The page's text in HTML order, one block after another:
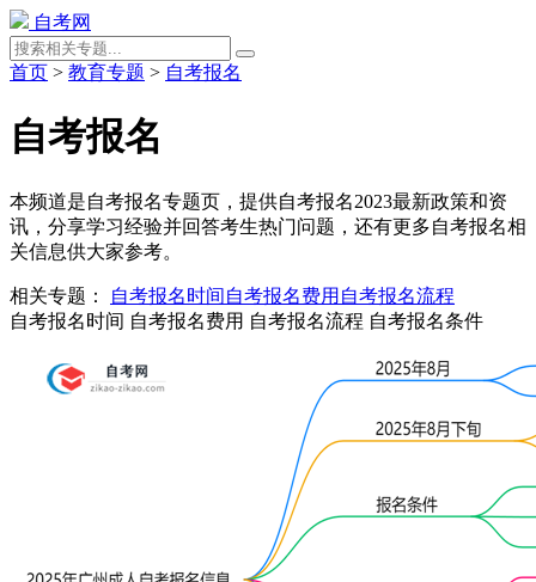
自考网
首页 > 教育专题 > 自考报名
自考报名
本频道是自考报名专题页，提供自考报名2023最新政策和资
讯，分享学习经验并回答考生热门问题，还有更多自考报名相
关信息供大家参考。
相关专题： 自考报名时间 自考报名费用 自考报名流程
自考报名时间 自考报名费用 自考报名流程 自考报名条件